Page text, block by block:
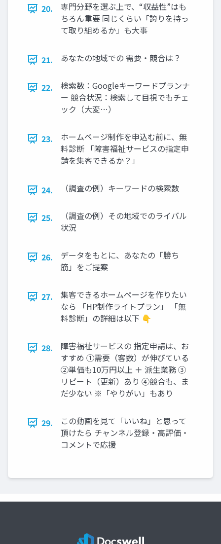
20.
専門分野を選ぶ上で、“収益性”はも
ちろん重要 同じくらい「誇りを持っ
て取り組めるか」も大事
21. あなたの地域での 需要・競合は？
22.
検索数：Googleキーワードプランナ
ー 競合状況：検索して目視でもチェ
ック（大変…）
23.
ホームページ制作を申込む前に、無
料診断 「障害福祉サービスの指定申
請を集客できるか？」
24. （調査の例）キーワードの検索数
25.
（調査の例）その地域でのライバル
状況
26.
データをもとに、あなたの「勝ち
筋」をご提案
27.
集客できるホームページを作りたい
なら 「HP制作ライトプラン」 「無
料診断」の詳細は以下 👇️
28.
障害福祉サービスの 指定申請は、お
すすめ ①需要（客数）が伸びている
②単価も10万円以上 ＋ 派生業務 ③
リピート（更新）あり ④競合も、ま
だ少ない ※「やりがい」もあり
29.
この動画を見て「いいね」と思って
頂けたら チャンネル登録・高評価・
コメントで応援